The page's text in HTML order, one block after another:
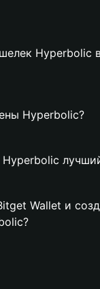
Hyperbolic
Hyperbolic?
Wallet и